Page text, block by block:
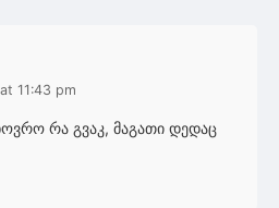
11:43 pm
რა გვაკ, მაგათი დედაც